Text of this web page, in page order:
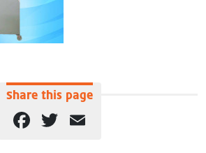
Share this page
Facebook
Twitter